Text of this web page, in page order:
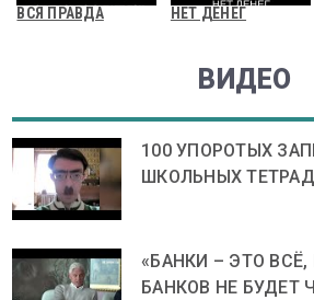
ВСЯ ПРАВДА НЕТ ДЕНЕГ
ВИДЕО
100 УПОРОТЫХ
ШКОЛЬНЫХ
«БАНКИ – ЭТО ВСЁ,
БАНКОВ НЕ БУДЕТ